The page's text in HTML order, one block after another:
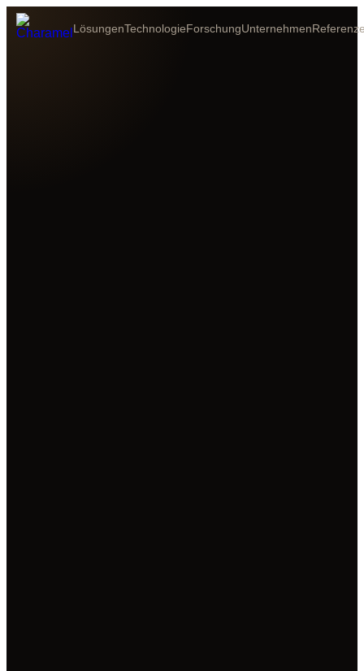
LösungenTechnologieForschungUnternehmen